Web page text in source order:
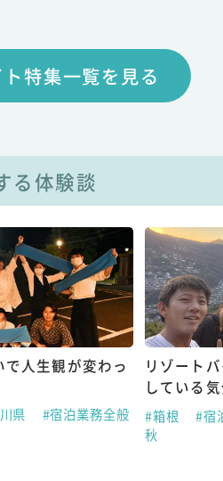
特集一覧を見る
る体験談
で人生観が変わっ
県
#宿泊業務全般
リゾート
している
#箱根
#宿
秋